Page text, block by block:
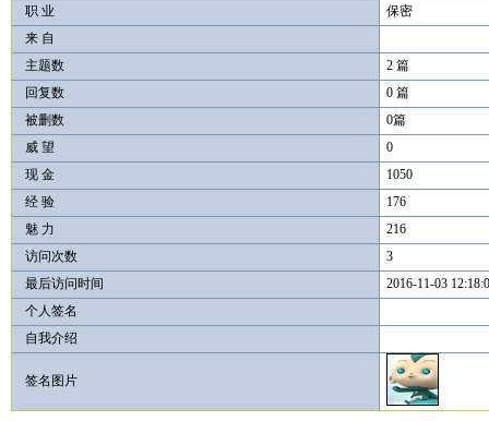
职 业
保密
来 自
主题数
2 篇
回复数
0 篇
被删数
0篇
威 望
0
现 金
1050
经 验
176
魅 力
216
访问次数
3
最后访问时间
2016-11-03
个人签名
自我介绍
签名图片